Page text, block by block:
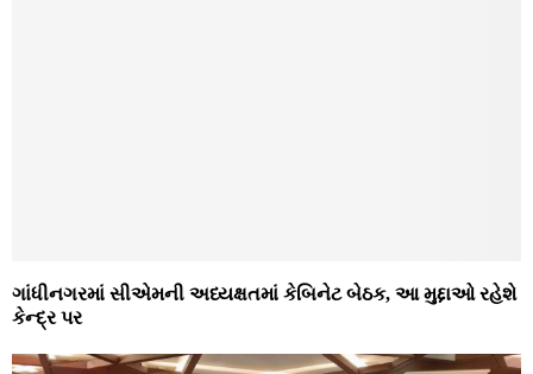
ગાંધીનગરમાં સીએમની અધ્યક્ષતમાં કેબિનેટ બેઠક, આ મુદ્દાઓ રહેશે
કેન્દ્ર પર